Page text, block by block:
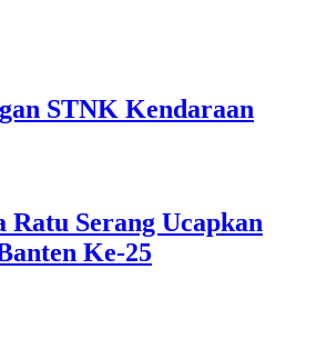
STNK Kendaraan
Serang Ucapkan
Ke-25